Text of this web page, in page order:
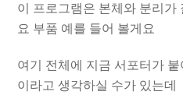
이 프로그램은 본체와 분리가
요 부품 예를 들어 볼게요
여기 전체에 지금 서포터가
이라고 생각하실 수가 있는데